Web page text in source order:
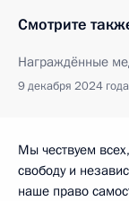
Смотрите
Награждённые
9 декабря 2024 года
Мы чествуем
свободу и
наше право